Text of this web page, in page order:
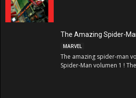
The Amazing Spider-
MARVEL
The amazing spider-man
Spider-Man volumen 1 !